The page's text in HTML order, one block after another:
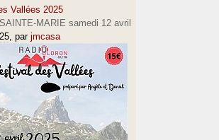
Vallées 2025
MARIE samedi 12 avril
, par jmcasa